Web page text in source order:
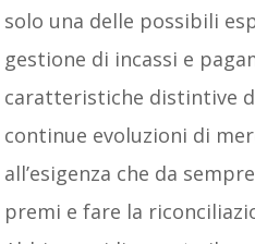
solo una delle possibili
gestione di incassi e
caratteristiche distintive
continue evoluzioni di
all’esigenza che da
premi e fare la